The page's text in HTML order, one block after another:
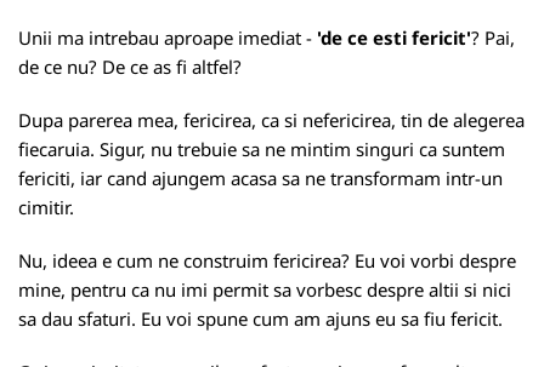
Unii ma intrebau aproape imediat - 'de ce esti fericit'? Pai,
de ce nu? De ce as fi altfel?
Dupa parerea mea, fericirea, ca si nefericirea, tin de alegerea
fiecaruia. Sigur, nu trebuie sa ne mintim singuri ca suntem
fericiti, iar cand ajungem acasa sa ne transformam intr-un
cimitir.
Nu, ideea e cum ne construim fericirea? Eu voi vorbi despre
mine, pentru ca nu imi permit sa vorbesc despre altii si nici
sa dau sfaturi. Eu voi spune cum am ajuns eu sa fiu fericit.